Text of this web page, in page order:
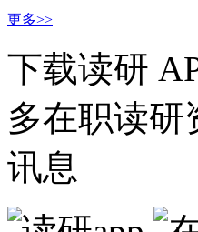
更多>>
下载读研
多在职读研
讯息